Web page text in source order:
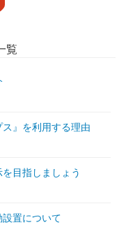
覧
』を利用する理由
目指しましょう
設置について